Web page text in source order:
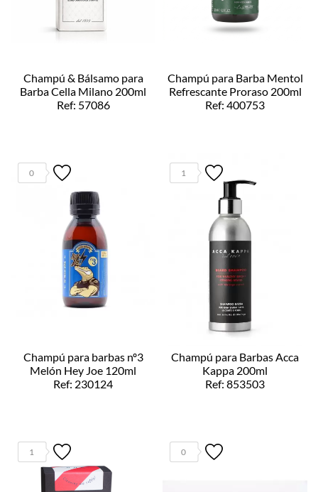
Champú & Bálsamo para
Barba Cella Milano 200ml
Ref: 57086
Champú para Barba Mentol
Refrescante Proraso 200ml
Ref: 400753
0
Champú para barbas nº3
Melón Hey Joe 120ml
Ref: 230124
1
Champú para Barbas Acca
Kappa 200ml
Ref: 853503
1 0